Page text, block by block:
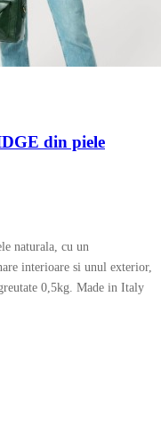
din piele
naturala, cu un
interioare si unul exterior,
0,5kg. Made in Italy